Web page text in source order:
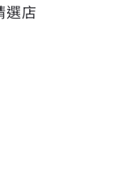
選店